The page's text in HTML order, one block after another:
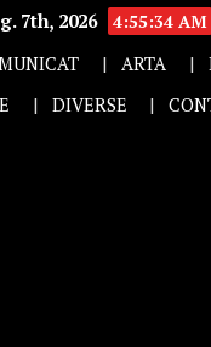
7th, 2026
4:55:35 AM
ARTA
DIVERSE